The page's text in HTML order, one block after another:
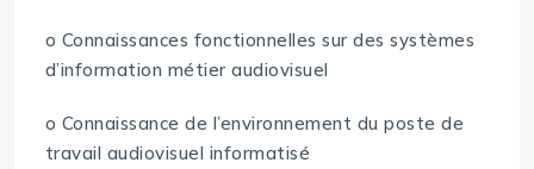
o Connaissances fonctionnelles sur des systèmes
d’information métier audiovisuel
o Connaissance de l’environnement du poste de
travail audiovisuel informatisé